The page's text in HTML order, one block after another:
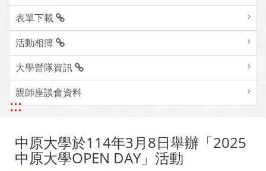
表單下載
活動相簿
大學營隊資訊
親師座談會資料
:::
中原大學於114年3月8日舉辦「2025
中原大學OPEN DAY」活動